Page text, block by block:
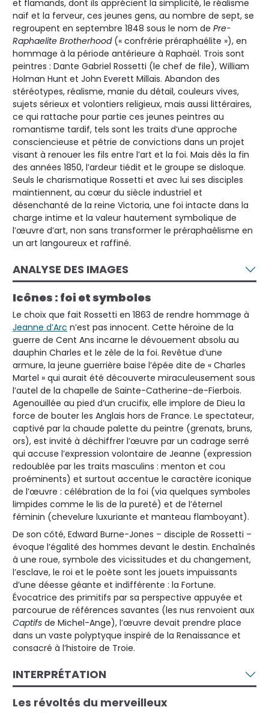
et flamands, dont ils apprécient la simplicité, le réalisme
naïf et la ferveur, ces jeunes gens, au nombre de sept, se
regroupent en septembre 1848 sous le nom de Pre-
Raphaelite Brotherhood(« confrérie préraphaélite »), en
hommage à la période antérieure à Raphaël. Trois sont
peintres : Dante Gabriel Rossetti (le chef de file), William
Holman Hunt et John Everett Millais. Abandon des
stéréotypes, réalisme, manie du détail, couleurs vives,
sujets sérieux et volontiers religieux, mais aussi littéraires,
ce qui rattache pour partie ces jeunes peintres au
romantisme tardif, tels sont les traits d’une approche
consciencieuse et pétrie de convictions dans un projet
visant à renouer les fils entre l’art et la foi. Mais dès la fin
des années 1850, l’ardeur tiédit et le groupe se disloque.
Seuls le charismatique Rossetti et avec lui ses disciples
maintiennent, au cœur du siècle industriel et
désenchanté de la reine Victoria, une foi intacte dans la
charge intime et la valeur hautement symbolique de
l’œuvre d’art, non sans transformer le préraphaélisme en
un art langoureux et raffiné.
ANALYSE DES IMAGES
Icônes : foi et symboles
Le choix que fait Rossetti en 1863 de rendre hommage à
Jeanne d’Arc n’est pas innocent. Cette héroïne de la
guerre de Cent Ans incarne le dévouement absolu au
dauphin Charles et le zèle de la foi. Revêtue d’une
armure, la jeune guerrière baise l’épée dite de « Charles
Martel » qui aurait été découverte miraculeusement sous
l’autel de la chapelle de Sainte-Catherine-de-Fierbois.
Agenouillée au pied d’un crucifix, elle implore de Dieu la
force de bouter les Anglais hors de France. Le spectateur,
captivé par la chaude palette du peintre (grenats, bruns,
ors), est invité à déchiffrer l’œuvre par un cadrage serré
qui accuse l’expression volontaire de Jeanne (expression
redoublée par les traits masculins : menton et cou
proéminents) et surtout accentue le caractère iconique
de l’œuvre : célébration de la foi (via quelques symboles
limpides comme le lis de la pureté) et de l’éternel
féminin (chevelure luxuriante et manteau flamboyant).
De son côté, Edward Burne-Jones – disciple de Rossetti –
évoque l’égalité des hommes devant le destin. Enchaînés
à une roue, symbole des vicissitudes et du changement,
l’esclave, le roi et le poète sont les jouets impuissants
d’une déesse géante et indifférente : la Fortune.
Évocatrice des primitifs par sa perspective appuyée et
parcourue de références savantes (les nus renvoient aux
Captifs de Michel-Ange), l’œuvre devait prendre place
dans un vaste polyptyque inspiré de la Renaissance et
consacré à l’histoire de Troie.
INTERPRÉTATION
Les révoltés du merveilleux